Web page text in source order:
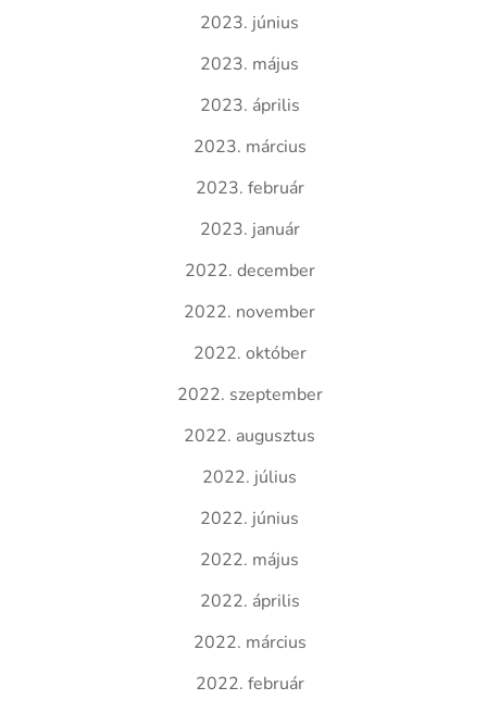
2023. június
2023. május
2023. április
2023. március
2023. február
2023. január
2022. december
2022. november
2022. október
2022. szeptember
2022. augusztus
2022. július
2022. június
2022. május
2022. április
2022. március
2022. február